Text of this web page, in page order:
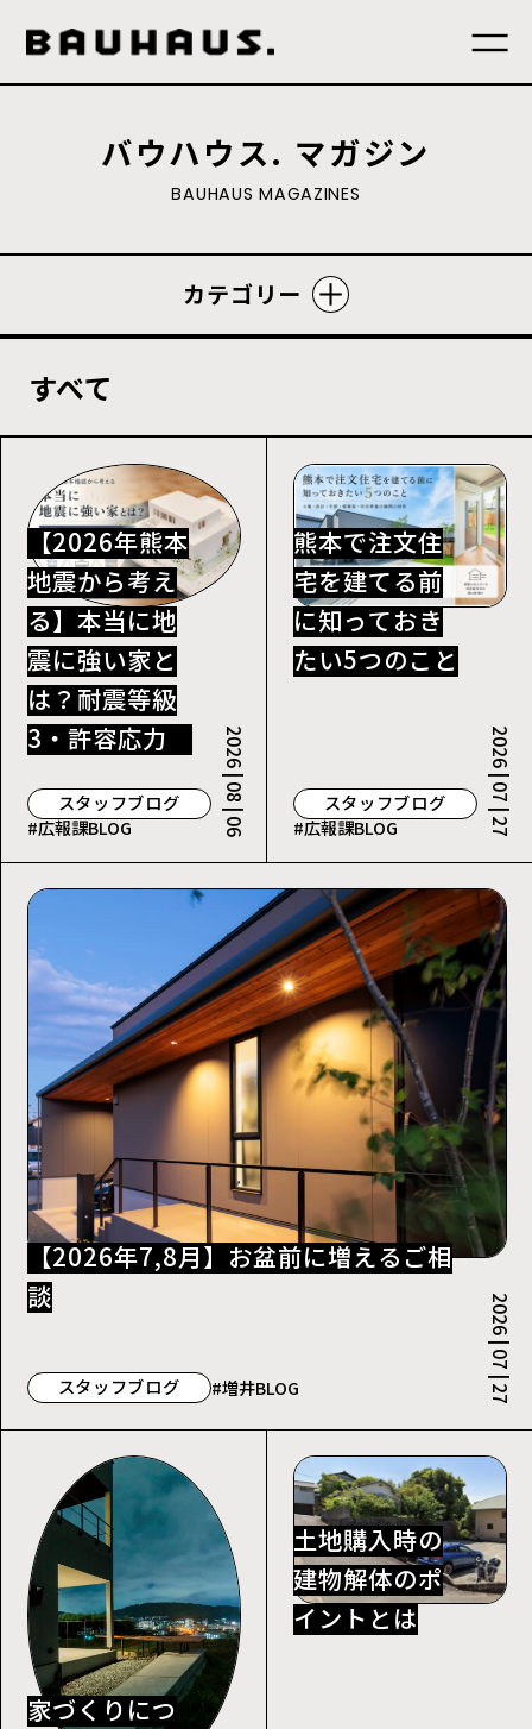
バウハウス. マガジン
BAUHAUS MAGAZINES
カテゴリー
すべて
【2026年熊本
地震から考え
る】本当に地
震に強い家と
は？耐震等級
3・許容応力度
スタッフブログ
#広報課BLOG
2026 | 08 | 06
熊本で注文住
宅を建てる前
に知っておき
たい5つのこと
スタッフブログ
#広報課BLOG
2026 | 07 | 27
【2026年7,8月】お盆前に増えるご相
談
スタッフブログ #増井BLOG 2026 | 07 | 27
家づくりにつ
土地購入時の
建物解体のポ
イントとは